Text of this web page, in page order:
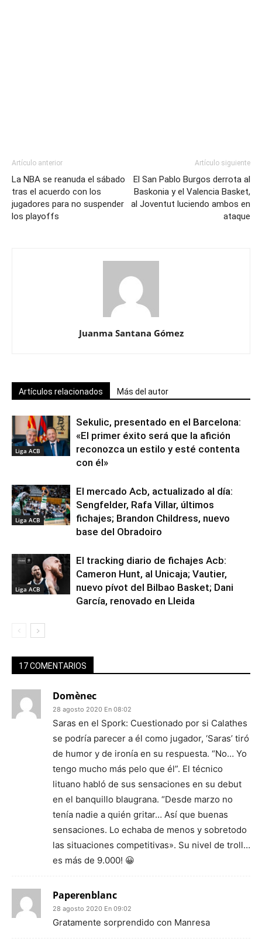
Artículo anterior
La NBA se reanuda el sábado
tras el acuerdo con los
jugadores para no suspender
los playoffs
Artículo siguiente
El San Pablo Burgos derrota al
Baskonia y el Valencia Basket,
al Joventut luciendo ambos en
ataque
Juanma Santana Gómez
Artículos relacionados Más del autor
Liga ACB
Sekulic, presentado en el Barcelona:
«El primer éxito será que la afición
reconozca un estilo y esté contenta
con él»
Liga ACB
El mercado Acb, actualizado al día:
Sengfelder, Rafa Villar, últimos
fichajes; Brandon Childress, nuevo
base del Obradoiro
Liga ACB
El tracking diario de fichajes Acb:
Cameron Hunt, al Unicaja; Vautier,
nuevo pívot del Bilbao Basket; Dani
García, renovado en Lleida
17 COMENTARIOS
Domènec
28 agosto 2020 En 08:02
Saras en el Spork: Cuestionado por si Calathes
se podría parecer a él como jugador, ‘Saras’ tiró
de humor y de ironía en su respuesta. “No… Yo
tengo mucho más pelo que él”. El técnico
lituano habló de sus sensaciones en su debut
en el banquillo blaugrana. “Desde marzo no
tenía nadie a quién gritar… Así que buenas
sensaciones. Lo echaba de menos y sobretodo
las situaciones competitivas». Su nivel de troll…
es más de 9.000! 😀
Paperenblanc
28 agosto 2020 En 09:02
Gratamente sorprendido con Manresa